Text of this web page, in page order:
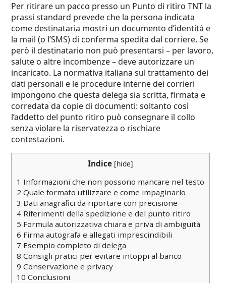
Per ritirare un pacco presso un Punto di ritiroTNT la
prassi standard prevede che la persona indicata
come destinataria mostri un documento d’identità e
la mail (o l’SMS) di conferma spedita dal corriere. Se
però il destinatario non può presentarsi – per lavoro,
salute o altre incombenze – deve autorizzare un
incaricato. La normativa italiana sul trattamento dei
dati personali e le procedure interne dei corrieri
impongono che questa delega sia scritta, firmata e
corredata da copie di documenti: soltanto così
l’addetto del punto ritiro può consegnare il collo
senza violare la riservatezza o rischiare
contestazioni.
Indice [hide]
1 Informazioni che non possono mancare nel testo
2 Quale formato utilizzare e come impaginarlo
3 Dati anagrafici da riportare con precisione
4 Riferimenti della spedizione e del punto ritiro
5 Formula autorizzativa chiara e priva di ambiguità
6 Firma autografa e allegati imprescindibili
7 Esempio completo di delega
8 Consigli pratici per evitare intoppi al banco
9 Conservazione e privacy
10 Conclusioni